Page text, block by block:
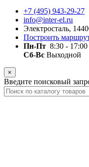
+7 (495) 943-29-27
info@inter-el.ru
Электросталь,
Построить
Пн-Пт 8:30 - 17:00
Сб-Вс Выходной
×
Введите поисковый